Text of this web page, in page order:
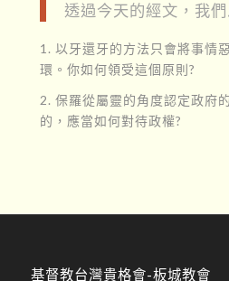
透過今天的經文，我們
1. 以牙還牙的方法只會將事情
環。你如何領受這個原則?
2. 保羅從屬靈的角度認定政府
的，應當如何對待政權?
基督教台灣貴格會-板城教會